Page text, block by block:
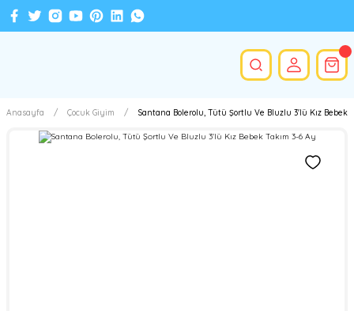
Anasayfa Çocuk Giyim Santana Bolerolu, Tütü Şortlu Ve Bluzlu 3'lü Kız Bebek